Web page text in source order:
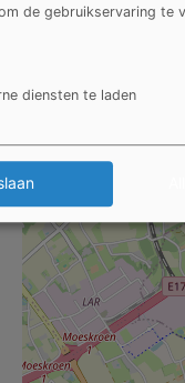
de gebruikservaring te
diensten te laden